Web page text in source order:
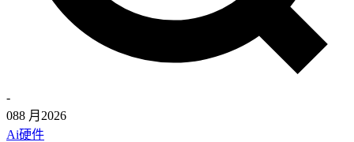
-
088 月 2026
Ai硬件